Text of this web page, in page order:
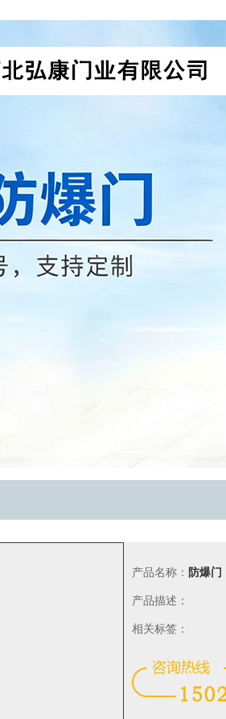
产品名称： 防爆门
产品描述：
相关标签：